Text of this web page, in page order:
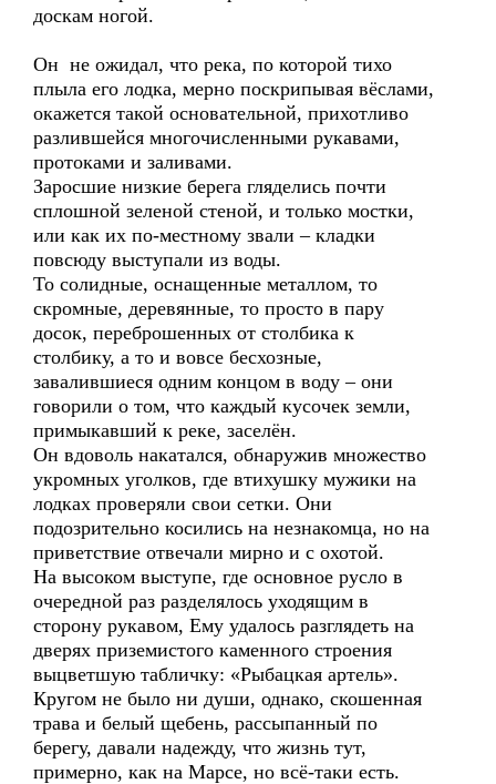
доскам ногой.
Он не ожидал, что река, по которой тихо
плыла его лодка, мерно поскрипывая вёслами,
окажется такой основательной, прихотливо
разлившейся многочисленными рукавами,
протоками и заливами.
Заросшие низкие берега гляделись почти
сплошной зеленой стеной, и только мостки,
или как их по-местному звали – кладки
повсюду выступали из воды.
То солидные, оснащенные металлом, то
скромные, деревянные, то просто в пару
досок, переброшенных от столбика к
столбику, а то и вовсе бесхозные,
завалившиеся одним концом в воду – они
говорили о том, что каждый кусочек земли,
примыкавший к реке, заселён.
Он вдоволь накатался, обнаружив множество
укромных уголков, где втихушку мужики на
лодках проверяли свои сетки. Они
подозрительно косились на незнакомца, но на
приветствие отвечали мирно и с охотой.
На высоком выступе, где основное русло в
очередной раз разделялось уходящим в
сторону рукавом, Ему удалось разглядеть на
дверях приземистого каменного строения
выцветшую табличку: «Рыбацкая артель».
Кругом не было ни души, однако, скошенная
трава и белый щебень, рассыпанный по
берегу, давали надежду, что жизнь тут,
примерно, как на Марсе, но всё-таки есть.